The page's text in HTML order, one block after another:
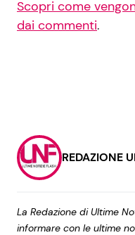
Scopri come
dai commenti.
REDAZIONE
La Redazione di Ultime
informare con le ultime